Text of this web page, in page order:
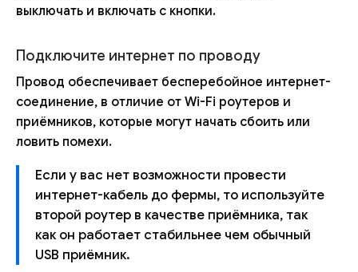
выключать и включать с кнопки.
Подключите интернет по проводу
Провод обеспечивает бесперебойное интернет-
соединение, в отличие от Wi-Fi роутеров и
приёмников, которые могут начать сбоить или
ловить помехи.
Если у вас нет возможности провести
интернет-кабель до фермы, то используйте
второй роутер в качестве приёмника, так
как он работает стабильнее чем обычный
USB приёмник.